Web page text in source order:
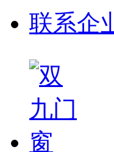
联系企